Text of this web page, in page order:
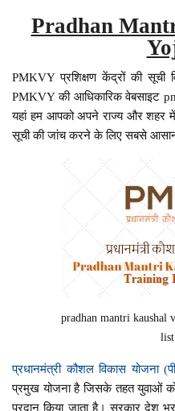
Pradhan
PMKVY प्रशिक्षण केंद्रों की सूची
PMKVY की आधिकारिक वेबसाइट
यहां हम आपको अपने राज्य और शहर में
सूची की जांच करने के लिए सबसे आसान
pradhan mantri kaushal
प्रधानमंत्री कौशल विकास योजना
प्रमुख योजना है जिसके तहत युवाओं को
प्रदान किया जाता है। सरकार देश